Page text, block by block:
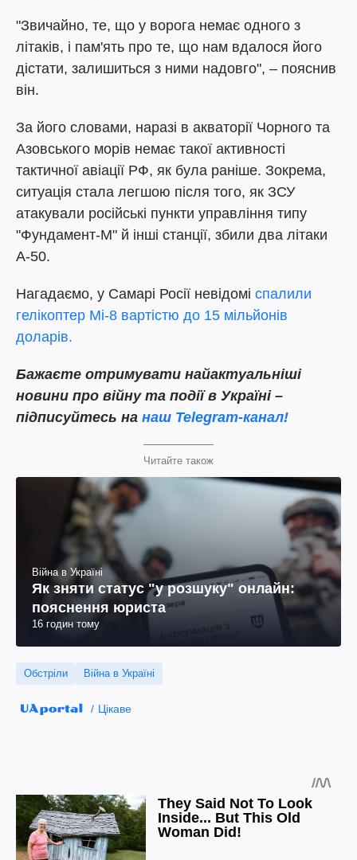
"Звичайно, те, що у ворога немає одного з
літаків, і пам'ять про те, що нам вдалося його
дістати, залишиться з ними надовго", – пояснив
він.
За його словами, наразі в акваторії Чорного та
Азовського морів немає такої активності
тактичної авіації РФ, як була раніше. Зокрема,
ситуація стала легшою після того, як ЗСУ
атакували російські пункти управління типу
"Фундамент-М" й інші станції, збили два літаки
А-50.
Нагадаємо, у Самарі Росії невідомі спалили
гелікоптер Мі-8 вартістю до 15 мільйонів
доларів.
Бажаєте отримувати найактуальніші
новини про війну та події в Україні –
підписуйтесь на наш Telegram-канал!
Читайте також
Війна в Україні
Як зняти статус "у розшуку" онлайн:
пояснення юриста
16 годин тому
Обстріли Війна в Україні
Цікаве